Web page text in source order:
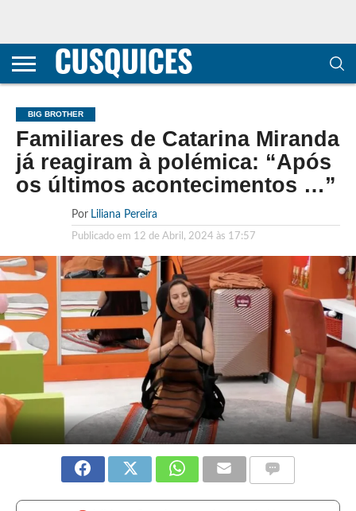
CONTACTOS
HOME
POLÍTICA DE
E COOKIES
SOBRE
TERMOS E
TRANSPARÊNCIA
METODOLOGIA
BIG BROTHER
Familiares de Catarina Miranda
já reagiram à polémica: “Após
os últimos acontecimentos …”
Por Liliana Pereira
Publicado em 12 de Abril, 2024 às 17:57